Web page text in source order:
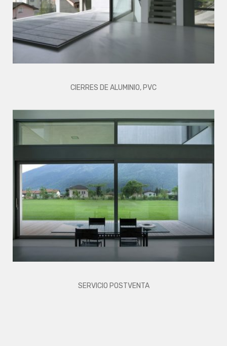
CIERRES DE ALUMINIO, PVC
SERVICIO POSTVENTA